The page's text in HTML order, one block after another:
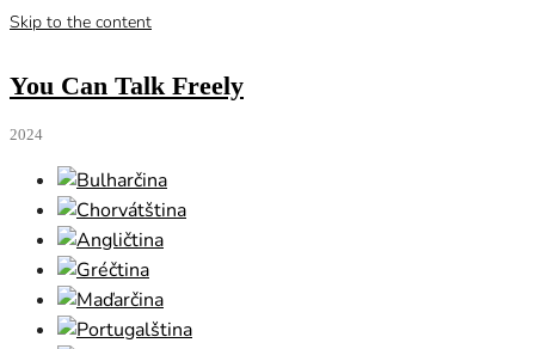
Skip to the content
You Can Talk Freely
2024